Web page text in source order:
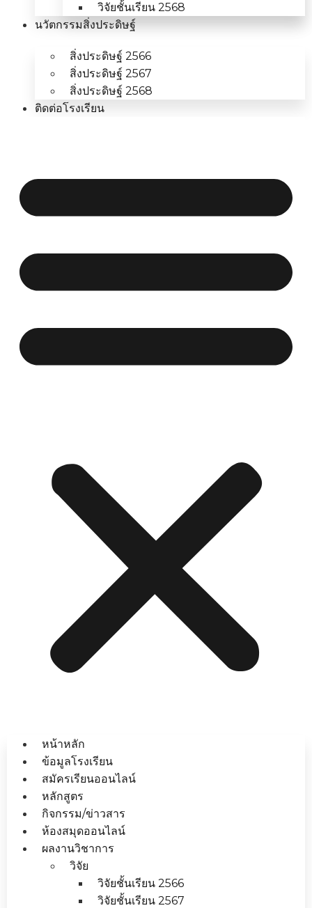
วิจัยชั้นเรียน 2568
นวัตกรรมสิ่งประดิษฐ์
สิ่งประดิษฐ์ 2566
สิ่งประดิษฐ์ 2567
สิ่งประดิษฐ์ 2568
ติดต่อโรงเรียน
หน้าหลัก
ข้อมูลโรงเรียน
สมัครเรียนออนไลน์
หลักสูตร
กิจกรรม/ข่าวสาร
ห้องสมุดออนไลน์
ผลงานวิชาการ
วิจัย
วิจัยชั้นเรียน 2566
วิจัยชั้นเรียน 2567